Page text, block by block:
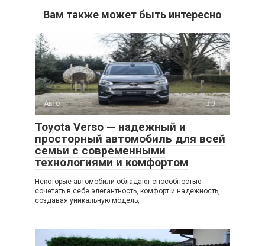
Вам также может быть интересно
Авто 0
Toyota Verso — надежный и
просторный автомобиль для всей
семьи с современными
технологиями и комфортом
Некоторые автомобили обладают способностью
сочетать в себе элегантность, комфорт и надежность,
создавая уникальную модель,